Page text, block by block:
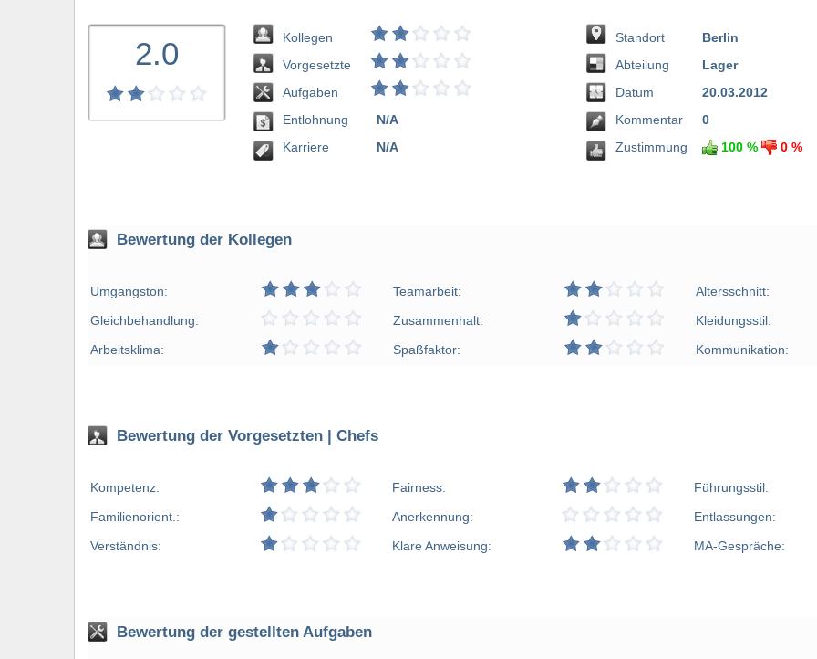
2.0
Kollegen
Vorgesetzte
Aufgaben
Entlohnung
Karriere
N/A
N/A
Standort
Abteilung
Datum
Kommentar
Zustimmung
Berlin
Lager
20.03.2012
0
100 %
0 %
Bewertung der Kollegen
Umgangston: Teamarbeit: Altersschnitt:
Gleichbehandlung:
Zusammenhalt: Kleidungsstil:
Arbeitsklima:
Spaßfaktor: Kommunikation:
Bewertung der Vorgesetzten | Chefs
Kompetenz: Fairness: Führungsstil:
Familienorient.:
Anerkennung: Entlassungen:
Verständnis:
Klare Anweisung: MA-Gespräche:
Bewertung der gestellten Aufgaben